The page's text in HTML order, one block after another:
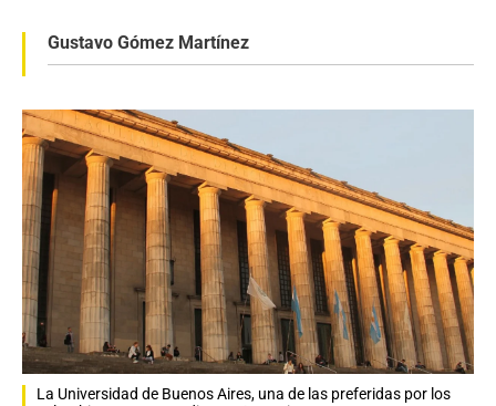
Gustavo Gómez Martínez
La Universidad de Buenos Aires, una de las preferidas por los